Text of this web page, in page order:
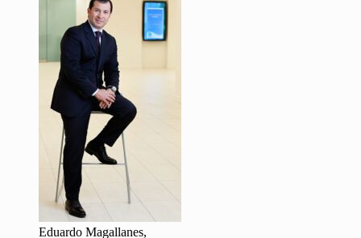
Eduardo Magallanes,